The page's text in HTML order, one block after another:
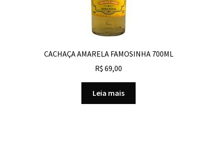
CACHAÇA AMARELA FAMOSINHA 700ML
R$ 69,00
Leia mais